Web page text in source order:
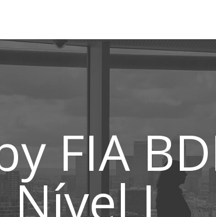
FIA
Nível I